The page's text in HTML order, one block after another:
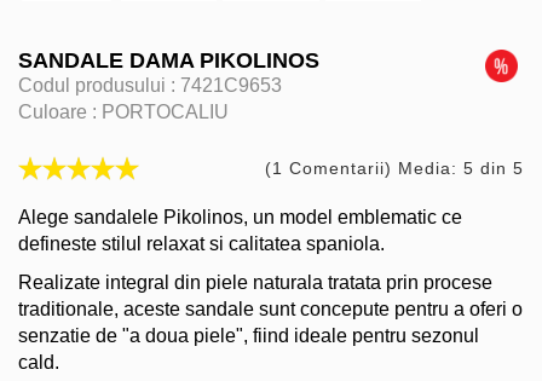
SANDALE DAMA PIKOLINOS
Codul produsului : 7421C9653
Culoare : PORTOCALIU
(1 Comentarii) Media: 5 din 5
Alege sandalele Pikolinos, un model emblematic ce
defineste stilul relaxat si calitatea spaniola.
Realizate integral din piele naturala tratata prin procese
traditionale, aceste sandale sunt concepute pentru a oferi o
senzatie de "a doua piele", fiind ideale pentru sezonul
cald.